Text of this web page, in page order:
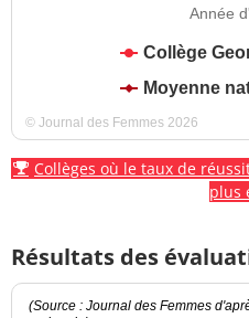
Année
Collège
Moyenne
© Journal des Femmes 2026
Collèges où le taux de
plus
Résultats des
(Source : Journal des Femmes